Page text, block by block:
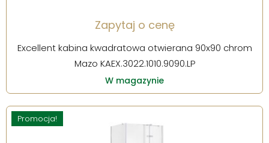
Zapytaj o cenę
Excellent kabina kwadratowa otwierana 90x90 chrom
Mazo KAEX.3022.1010.9090.LP
W magazynie
Promocja!